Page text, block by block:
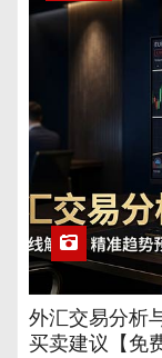
外汇交易分析
买卖建议【免